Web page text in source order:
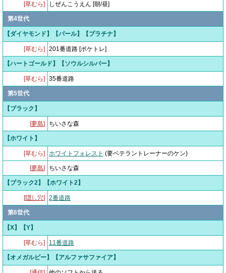
[草むら] しぜんこうえん [朝/昼]
第4世代
【ダイヤモンド】【パール】【プラチナ】
[草むら] 201番道路 [ポケトレ]
【ハートゴールド】【ソウルシルバー】
[草むら] 35番道路
第5世代
【ブラック】
[夢島] ちいさな森
【ホワイト】
[草むら] ホワイトフォレスト (要ベテラントレーナーのケン)
[夢島] ちいさな森
【ブラック2】【ホワイト2】
[隠し穴] 2番道路
第6世代
【X】【Y】
[草むら] 11番道路
【オメガルビー】【アルファサファイア】